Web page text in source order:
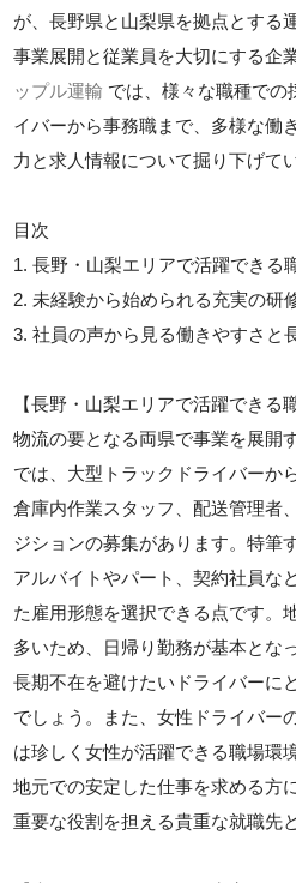
が、長野県と山梨県を拠点とする
事業展開と従業員を大切にする企
ップル運輸 では、様々な職種での
イバーから事務職まで、多様な働
力と求人情報について掘り下げて
目次
1. 長野・山梨エリアで活躍できる
2. 未経験から始められる充実の研
3. 社員の声から見る働きやすさと
【長野・山梨エリアで活躍できる
物流の要となる両県で事業を展開
では、大型トラックドライバーか
倉庫内作業スタッフ、配送管理者
ジションの募集があります。特筆
アルバイトやパート、契約社員な
た雇用形態を選択できる点です。
多いため、日帰り勤務が基本とな
長期不在を避けたいドライバーに
でしょう。また、女性ドライバー
は珍しく女性が活躍できる職場環
地元での安定した仕事を求める方
重要な役割を担える貴重な就職先